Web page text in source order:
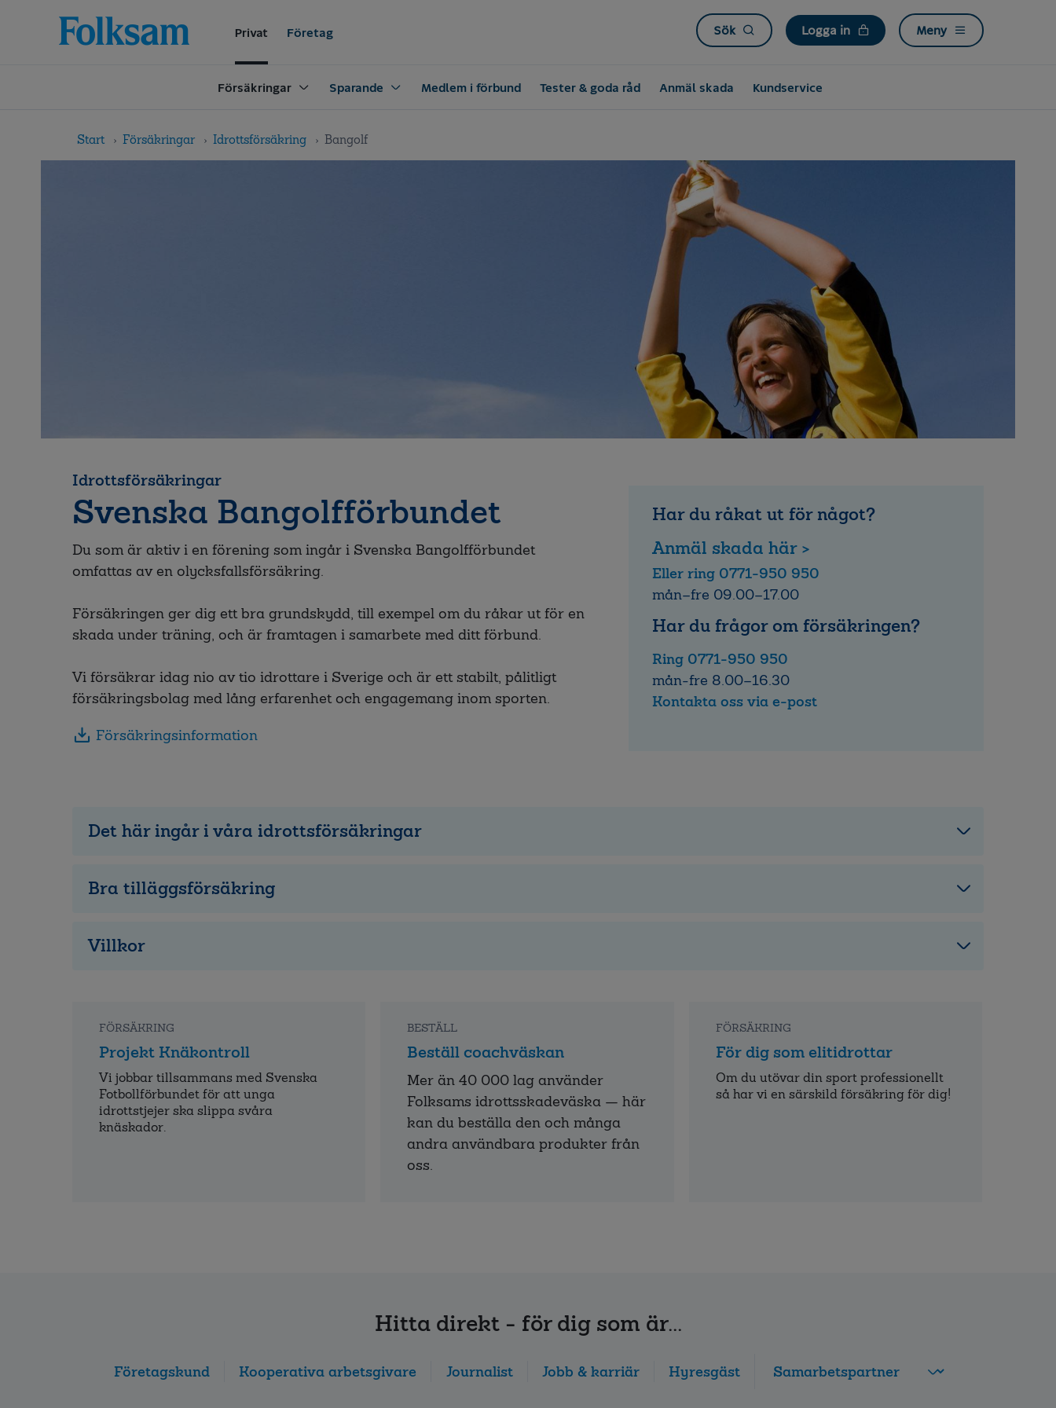
navigation
Privat Företag Sök Logga in Meny
Försäkringar Sparande Medlem i förbund Tester & goda råd Anmäl skada Kundservice
Start Försäkringar Idrottsförsäkring Bangolf
Idrottsförsäkringar
Svenska Bangolfförbundet
Du som är aktiv i en förening som ingår i Svenska Bangolfförbundet
omfattas av en olycksfallsförsäkring.
Försäkringen ger dig ett bra grundskydd, till exempel om du råkar ut för en
skada under träning, och är framtagen i samarbete med ditt förbund.
Vi försäkrar idag nio av tio idrottare i Sverige och är ett stabilt, pålitligt
försäkringsbolag med lång erfarenhet och engagemang inom sporten.
Försäkringsinformation
Har du råkat ut för något?
Anmäl skada här >
Eller ring 0771-950 950
mån–fre 09.00–17.00
Har du frågor om försäkringen?
Ring 0771-950 950
mån-fre 8.00–16.30
Kontakta oss via e-post
Det här ingår i våra idrottsförsäkringar
Bra tilläggsförsäkring
Villkor
FÖRSÄKRING
Projekt Knäkontroll
Vi jobbar tillsammans med Svenska
Fotbollförbundet för att unga
idrottstjejer ska slippa svåra
knäskador.
BESTÄLL
Beställ coachväskan
Mer än 40 000 lag använder
Folksams idrottsskadeväska — här
kan du beställa den och många
andra användbara produkter från
oss.
FÖRSÄKRING
För dig som elitidrottar
Om du utövar din sport professionellt
så har vi en särskild försäkring för dig!
Hitta direkt - för dig som är...
Företagskund Kooperativa arbetsgivare Journalist Jobb & karriär
Hyresgäst